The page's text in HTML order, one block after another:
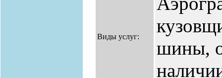
Виды услуг:
шины,